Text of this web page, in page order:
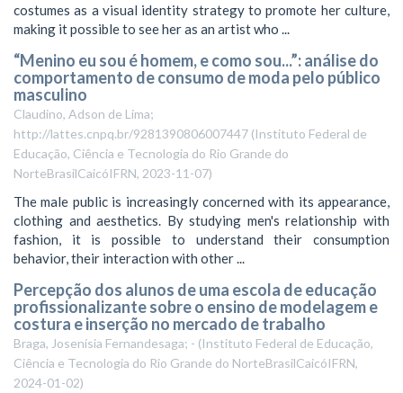
costumes as a visual identity strategy to promote her culture,
making it possible to see her as an artist who ...
“Menino eu sou é homem, e como sou...”: análise do
comportamento de consumo de moda pelo público
masculino
Claudino, Adson de Lima;
http://lattes.cnpq.br/9281390806007447 (Instituto Federal de
Educação, Ciência e Tecnologia do Rio Grande do
NorteBrasilCaicóIFRN, 2023-11-07)
The male public is increasingly concerned with its appearance,
clothing and aesthetics. By studying men's relationship with
fashion, it is possible to understand their consumption
behavior, their interaction with other ...
Percepção dos alunos de uma escola de educação
profissionalizante sobre o ensino de modelagem e
costura e inserção no mercado de trabalho
Braga, Josenísia Fernandesaga; - (Instituto Federal de Educação,
Ciência e Tecnologia do Rio Grande do NorteBrasilCaicóIFRN,
2024-01-02)